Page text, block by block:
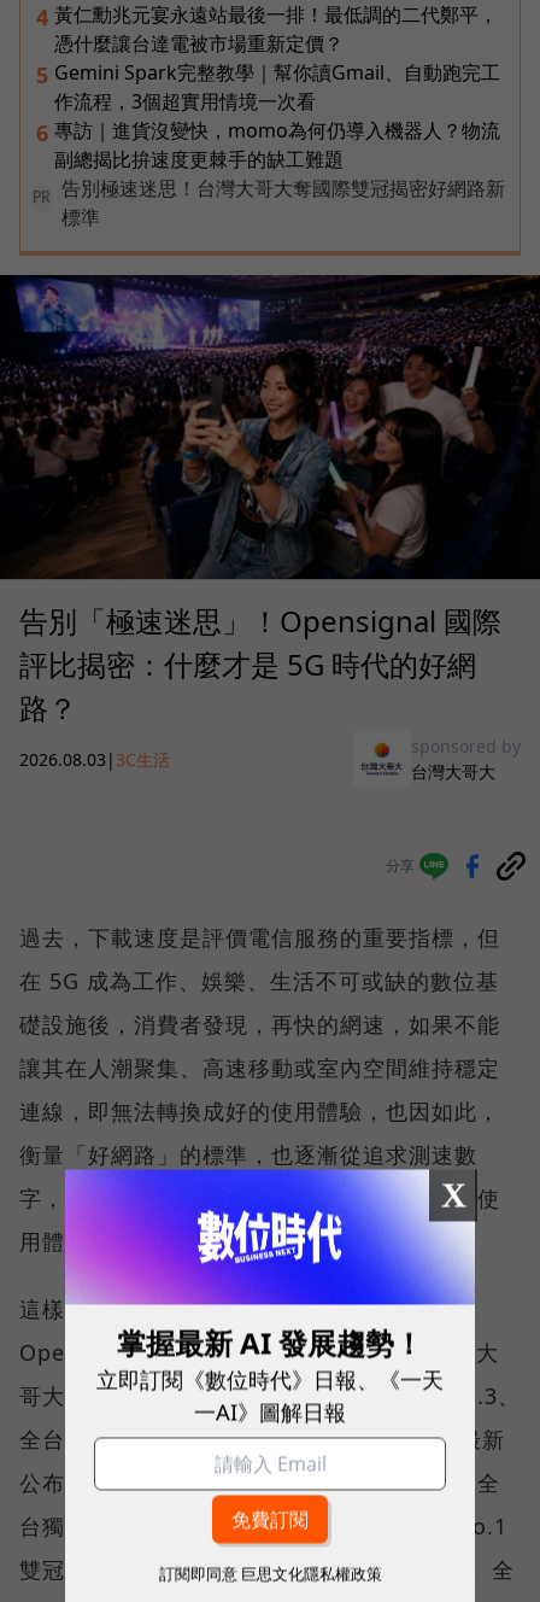
4 黃仁勳兆元宴永遠站最後一排！最低調的二代鄭平，
憑什麼讓台達電被市場重新定價？
5 Gemini Spark完整教學｜幫你讀Gmail、自動跑完工
作流程，3個超實用情境一次看
6 專訪｜進貨沒變快，momo為何仍導入機器人？物流
副總揭比拚速度更棘手的缺工難題
PR
告別極速迷思！台灣大哥大奪國際雙冠揭密好網路新
標準
告別「極速迷思」！Opensignal 國際
評比揭密：什麼才是 5G 時代的好網
路？
2026.08.03 | 3C生活
sponsored by
台灣大哥大
分享
過去，下載速度是評價電信服務的重要指標，但
在 5G 成為工作、娛樂、生活不可或缺的數位基
礎設施後，消費者發現，再快的網速，如果不能
讓其在人潮聚集、高速移動或室內空間維持穩定
連線，即無法轉換成好的使用體驗，也因如此，
衡量「好網路」的標準，也逐漸從追求測速數
字，轉向任何時間、任何地點都能穩定連線的使
用體驗。
這樣的轉變，也反映在國際權威網路分析機構
Opensignal 公布的評比結果。今年初，台灣大
哥大不僅率先奪下「 4G／5G 在線率全球 No.3、
全台 No.1 」國際級榮譽，在 Opensignal 最新
公布的台灣行動網路體驗報告中，更一舉斬獲全
台獨有的「可靠性體驗」與「品質一致性」No.1
雙冠王，同時，包辦全台整體影音體驗 No.1、全
X
掌握最新 AI 發展趨勢！
立即訂閱《數位時代》日報、《一天
一AI》圖解日報
訂閱即同意 巨思文化隱私權政策